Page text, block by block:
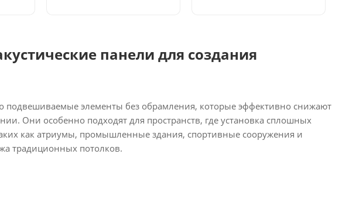
панели для создания
подвешиваемые элементы без обрамления, которые эффективно снижают
Они особенно подходят для пространств, где установка сплошных
как атриумы, промышленные здания, спортивные сооружения и
традиционных потолков.​